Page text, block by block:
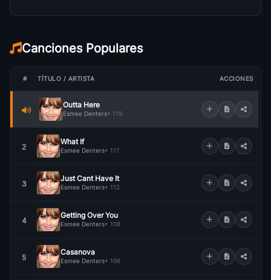
Canciones Populares
# TÍTULO / ARTISTA ACCIONES
Outta Here
Esmee Denters• 119
2
What If
Esmee Denters• 117
3
Just Cant Have It
Esmee Denters• 112
4
Getting Over You
Esmee Denters• 108
5
Casanova
Esmee Denters• 106